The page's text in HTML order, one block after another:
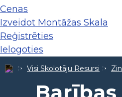
Cenas
Izveidot Montāžas Skala
Reģistrēties
Ielogoties
Visi Skolotāju Resursi